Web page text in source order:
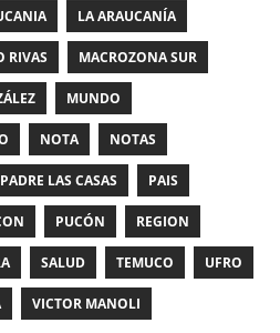
LA ARAUCANÍA
RIVAS MACROZONA SUR
MUNDO
NOTA NOTAS
PADRE LAS CASAS PAIS
PUCÓN REGION
SALUD TEMUCO UFRO
VICTOR MANOLI